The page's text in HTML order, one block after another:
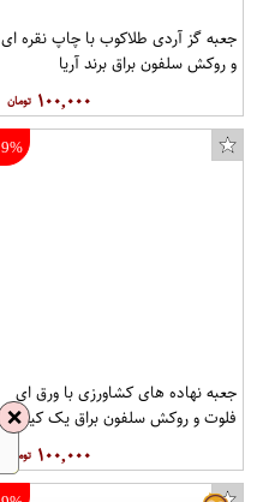
جعبه گز آردی طلاکوب با چاپ نقره ای
و روکش سلفون براق برند آریا
۱۰۰,۰۰۰
9%
جعبه نهاده های کشاورزی با ورق ای
فلوت و روکش سلفون براق یک کیلو
۱۰۰,۰۰۰
❌